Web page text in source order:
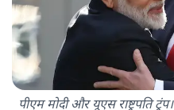
पीएम मोदी और यूएस राष्ट्रपति ट्रंप।